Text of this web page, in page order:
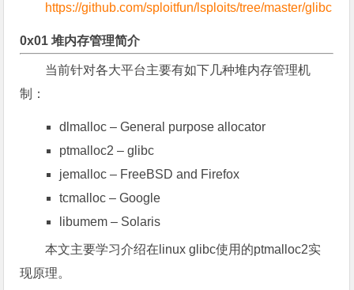
https://github.com/sploitfun/lsploits/tree/master/glibc
0x01 堆内存管理简介
当前针对各大平台主要有如下几种堆内存管理机
制：
dlmalloc – General purpose allocator
ptmalloc2 – glibc
jemalloc – FreeBSD and Firefox
tcmalloc – Google
libumem – Solaris
本文主要学习介绍在linux glibc使用的ptmalloc2实
现原理。